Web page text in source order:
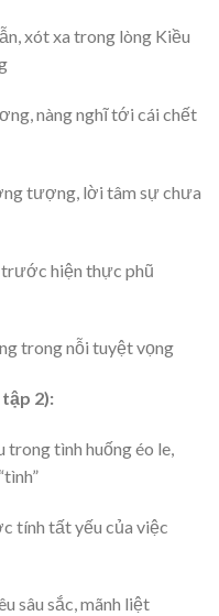
xót xa trong lòng Kiều
nàng nghĩ tới cái chết
tượng, lời tâm sự chưa
trước hiện thực phũ
trong nỗi tuyệt vọng
2):
trong tình huống éo le,
tính tất yếu của việc
sâu sắc, mãnh liệt